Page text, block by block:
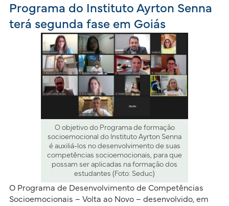
Programa do Instituto Ayrton Senna
terá segunda fase em Goiás
O objetivo do Programa de formação
socioemocional do Instituto Ayrton Senna
é auxiliá-los no desenvolvimento de suas
competências socioemocionais, para que
possam ser aplicadas na formação dos
estudantes (Foto: Seduc)
O Programa de Desenvolvimento de Competências
Socioemocionais – Volta ao Novo – desenvolvido, em